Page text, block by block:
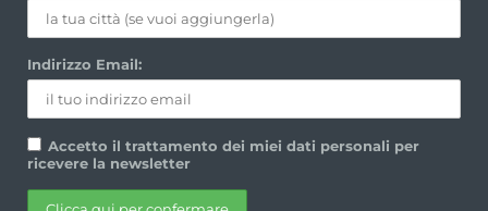
Indirizzo Email:
Accetto il trattamento dei miei dati personali per
ricevere la newsletter